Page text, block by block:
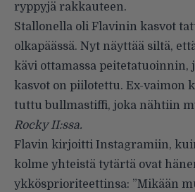
ryppyjä rakkauteen.
Stallonella oli Flavinin kasvot
olkapäässä. Nyt näyttää siltä,
kävi ottamassa peitetatuoinnin,
kasvot on piilotettu. Ex-vaimon
tuttu bullmastiffi, joka nähtiin
Rocky II:ssa.
Flavin kirjoitti Instagramiin,
kolme yhteistä tytärtä ovat
ykkösprioriteettinsa: ”Mikään